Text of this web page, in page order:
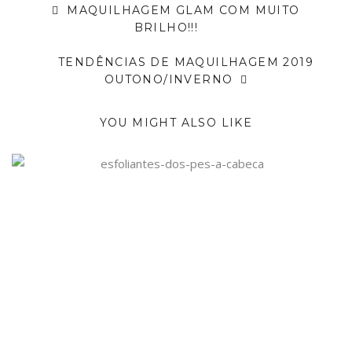
MAQUILHAGEM GLAM COM MUITO
BRILHO!!!
TENDÊNCIAS DE MAQUILHAGEM 2019
OUTONO/INVERNO
YOU MIGHT ALSO LIKE